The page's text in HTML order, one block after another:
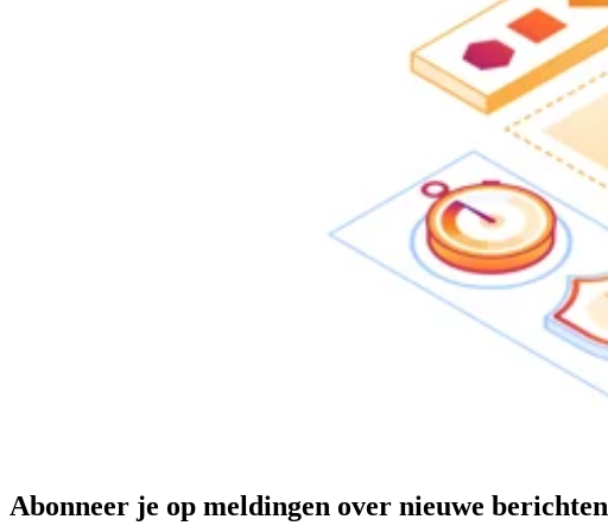
Abonneer je op meldingen over nieuwe berichten